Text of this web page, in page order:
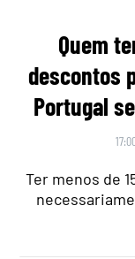
Quem
descontos
Portugal
Ter menos de